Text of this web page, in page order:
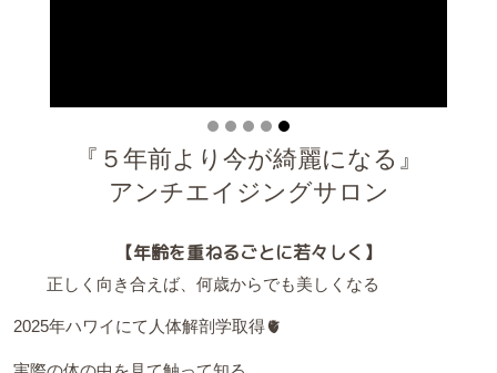
『５年前より今が綺麗になる』
アンチエイジングサロン
【年齢を重ねるごとに若々しく】
正しく向き合えば、何歳からでも美しくなる
2025年ハワイにて人体解剖学取得🫀